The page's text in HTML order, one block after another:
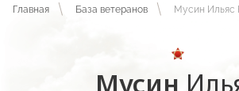
Главная База ветеранов Мусин Ильяс
Мусин